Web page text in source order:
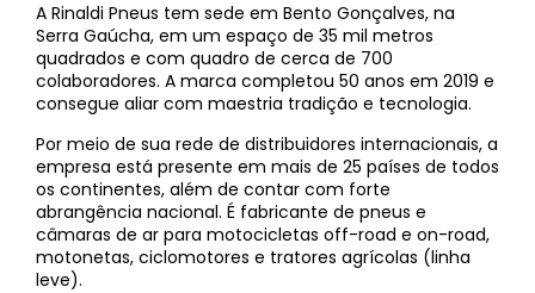
A Rinaldi Pneus tem sede em Bento Gonçalves, na
Serra Gaúcha, em um espaço de 35 mil metros
quadrados e com quadro de cerca de 700
colaboradores. A marca completou 50 anos em 2019 e
consegue aliar com maestria tradição e tecnologia.
Por meio de sua rede de distribuidores internacionais, a
empresa está presente em mais de 25 países de todos
os continentes, além de contar com forte
abrangência nacional. É fabricante de pneus e
câmaras de ar para motocicletas off-road e on-road,
motonetas, ciclomotores e tratores agrícolas (linha
leve).